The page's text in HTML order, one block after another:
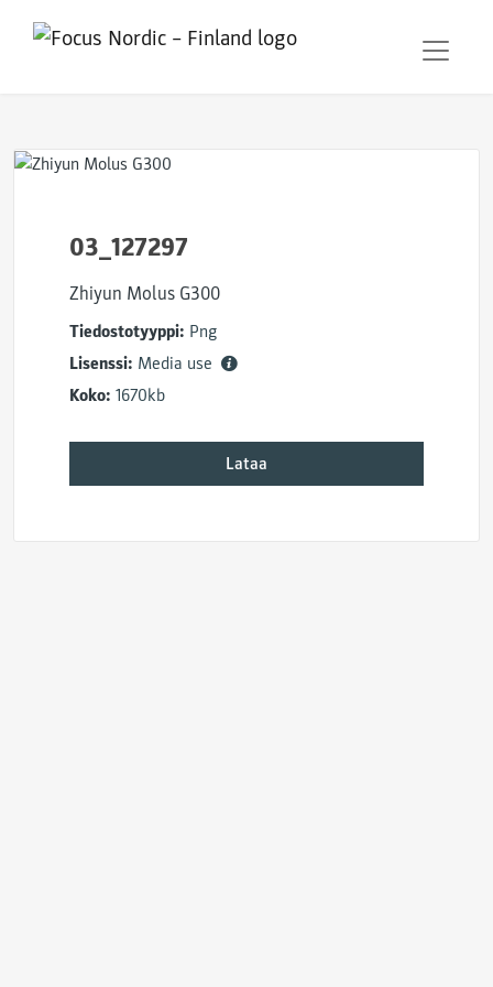
03_127297
Zhiyun Molus G300
Tiedostotyyppi: Png
Lisenssi: Media use
Koko: 1670kb
Lataa